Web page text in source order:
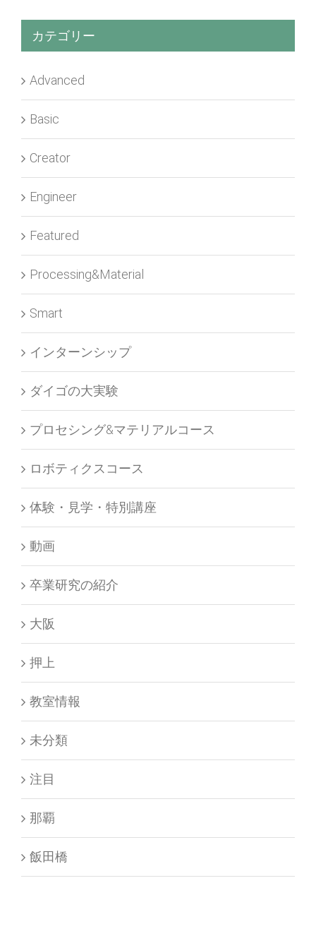
カテゴリー
Advanced
Basic
Creator
Engineer
Featured
Processing&Material
Smart
インターンシップ
ダイゴの大実験
プロセシング&マテリアルコース
ロボティクスコース
体験・見学・特別講座
動画
卒業研究の紹介
大阪
押上
教室情報
未分類
注目
那覇
飯田橋